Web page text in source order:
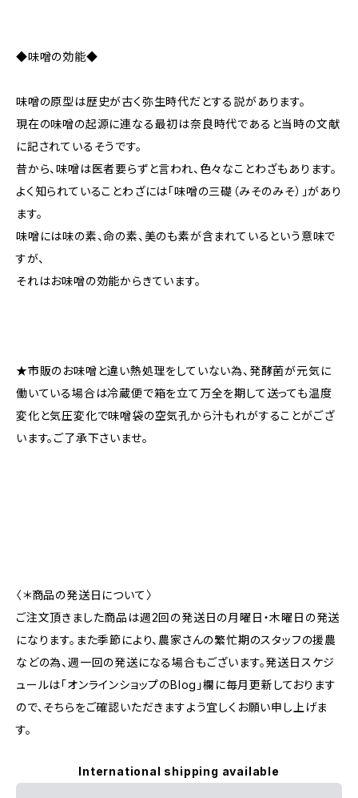
◆味噌の効能◆
味噌の原型は歴史が古く弥生時代だとする説があります。
現在の味噌の起源に連なる最初は奈良時代であると当時の文献
に記されているそうです。
昔から、味噌は医者要らずと言われ、色々なことわざもあります。
よく知られていることわざには「味噌の三礎（みそのみそ）」があり
ます。
味噌には味の素、命の素、美のも素が含まれているという意味で
すが、
それはお味噌の効能からきています。
★市販のお味噌と違い熱処理をしていない為、発酵菌が元気に
働いている場合は冷蔵便で箱を立て万全を期して送っても温度
変化と気圧変化で味噌袋の空気孔から汁もれがすることがござ
います。ご了承下さいませ。
〈＊商品の発送日について〉
ご注文頂きました商品は週2回の発送日の月曜日・木曜日の発送
になります。また季節により、農家さんの繁忙期のスタッフの援農
などの為、週一回の発送になる場合もございます。発送日スケジ
ュールは「オンラインショップのBlog」欄に毎月更新しております
ので、そちらをご確認いただきますよう宜しくお願い申し上げま
す。
International shipping available